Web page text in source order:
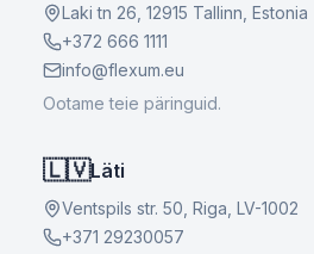
Laki tn 26, 12915 Tallinn, Estonia
+372 666 1111
info@flexum.eu
Ootame teie päringuid.
🇱🇻Läti
Ventspils str. 50, Riga, LV-1002
+371 29230057